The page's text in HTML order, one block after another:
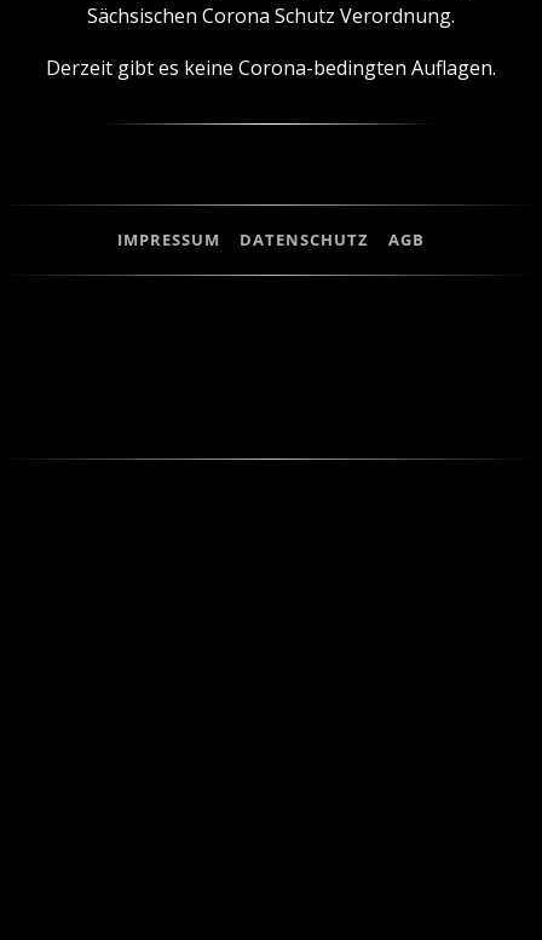
Sächsischen Corona Schutz Verordnung.
Derzeit gibt es keine Corona-bedingten Auflagen.
IMPRESSUM DATENSCHUTZ AGB